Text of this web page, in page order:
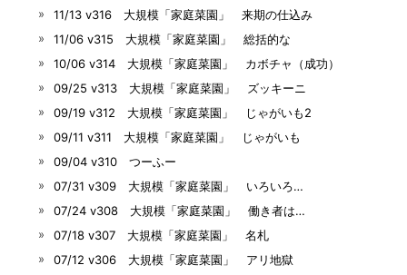
11/13 v316 大規模「家庭菜園」 来期の仕込み
11/06 v315 大規模「家庭菜園」 総括的な
10/06 v314 大規模「家庭菜園」 カボチャ（成功）
09/25 v313 大規模「家庭菜園」 ズッキーニ
09/19 v312 大規模「家庭菜園」 じゃがいも2
09/11 v311 大規模「家庭菜園」 じゃがいも
09/04 v310 つーふー
07/31 v309 大規模「家庭菜園」 いろいろ…
07/24 v308 大規模「家庭菜園」 働き者は…
07/18 v307 大規模「家庭菜園」 名札
07/12 v306 大規模「家庭菜園」 アリ地獄